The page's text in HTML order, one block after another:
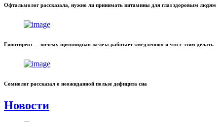
Офтальмолог рассказала, нужно ли принимать витамины для глаз здоровым людям
Гипотиреоз — почему щитовидная железа работает «медленно» и что с этим делать
Сомнолог рассказал о неожиданной пользе дефицита сна
Новости